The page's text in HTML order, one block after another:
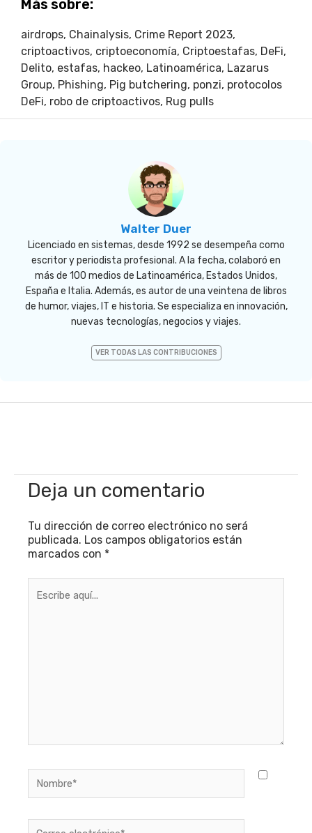
Más sobre:
airdrops, Chainalysis, Crime Report 2023,
criptoactivos, criptoeconomía, Criptoestafas, DeFi,
Delito, estafas, hackeo, Latinoamérica, Lazarus
Group, Phishing, Pig butchering, ponzi, protocolos
DeFi, robo de criptoactivos, Rug pulls
Walter Duer
Licenciado en sistemas, desde 1992 se desempeña como
escritor y periodista profesional. A la fecha, colaboró en
más de 100 medios de Latinoamérica, Estados Unidos,
España e Italia. Además, es autor de una veintena de libros
de humor, viajes, IT e historia. Se especializa en innovación,
nuevas tecnologías, negocios y viajes.
VER TODAS LAS CONTRIBUCIONES
Deja un comentario
Tu dirección de correo electrónico no será
publicada. Los campos obligatorios están
marcados con *
aquí...